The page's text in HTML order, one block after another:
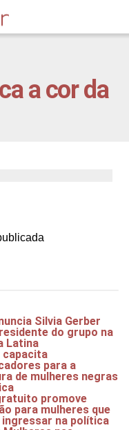
a cor da
pardo,